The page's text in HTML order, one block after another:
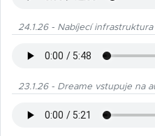
24.1.26 - Nabíjecí
23.1.26 - Dreame vstupuje na